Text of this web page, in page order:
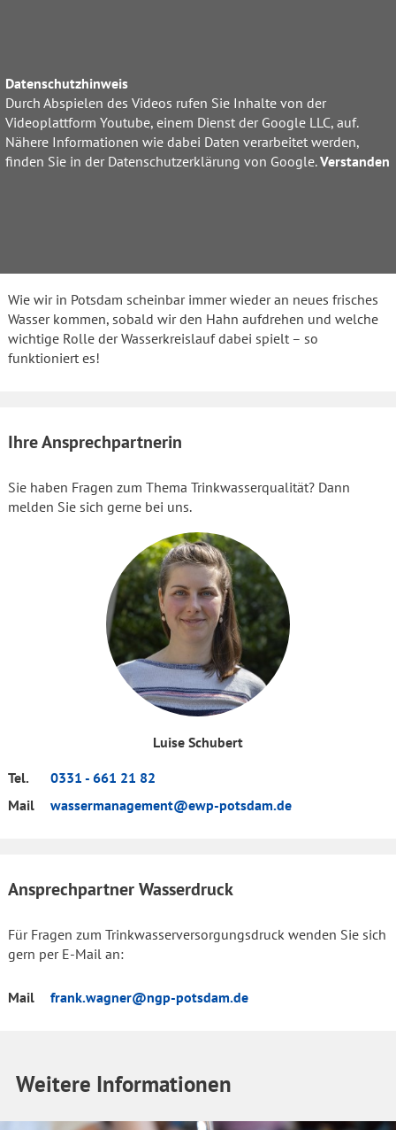
Datenschutzhinweis
Durch Abspielen des Videos rufen Sie Inhalte von der
Videoplattform Youtube, einem Dienst der Google LLC, auf.
Nähere Informationen wie dabei Daten verarbeitet werden,
finden Sie in der Datenschutzerklärung von Google.Verstanden
Wie wir in Potsdam scheinbar immer wieder an neues frisches
Wasser kommen, sobald wir den Hahn aufdrehen und welche
wichtige Rolle der Wasserkreislauf dabei spielt – so
funktioniert es!
Ihre Ansprechpartnerin
Sie haben Fragen zum Thema Trinkwasserqualität? Dann
melden Sie sich gerne bei uns.
Luise Schubert
Tel.
0331 - 661 21 82
Mail
wassermanagement@ewp-potsdam.de
Ansprechpartner Wasserdruck
Für Fragen zum Trinkwasserversorgungsdruck wenden Sie sich
gern per E-Mail an:
Mail frank.wagner@ngp-potsdam.de
Weitere Informationen